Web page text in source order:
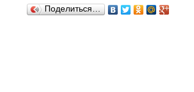
Поделиться…